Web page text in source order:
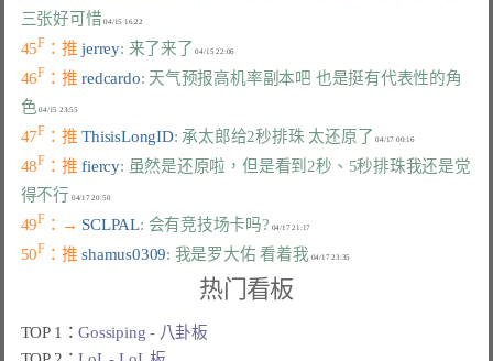
三张好可惜
45F ：推 jerrey: 来了来了
46F ：推 redcardo: 天气预报高机率副本吧 也是挺有代表性的角
色
04/15 23:55
47F ：推 ThisisLongID: 承太郎给2秒排珠 太还原了 04/17 00:16
48F ：推 fiercy: 虽然是还原啦，但是看到2秒、5秒排珠我还是觉
得不行
04/17 20:50
49F ：→ SCLPAL: 会有竞技场卡吗?
50F ：推 shamus0309: 我是罗大佑 看着我
热门看板
TOP 1：Gossiping - 八卦板